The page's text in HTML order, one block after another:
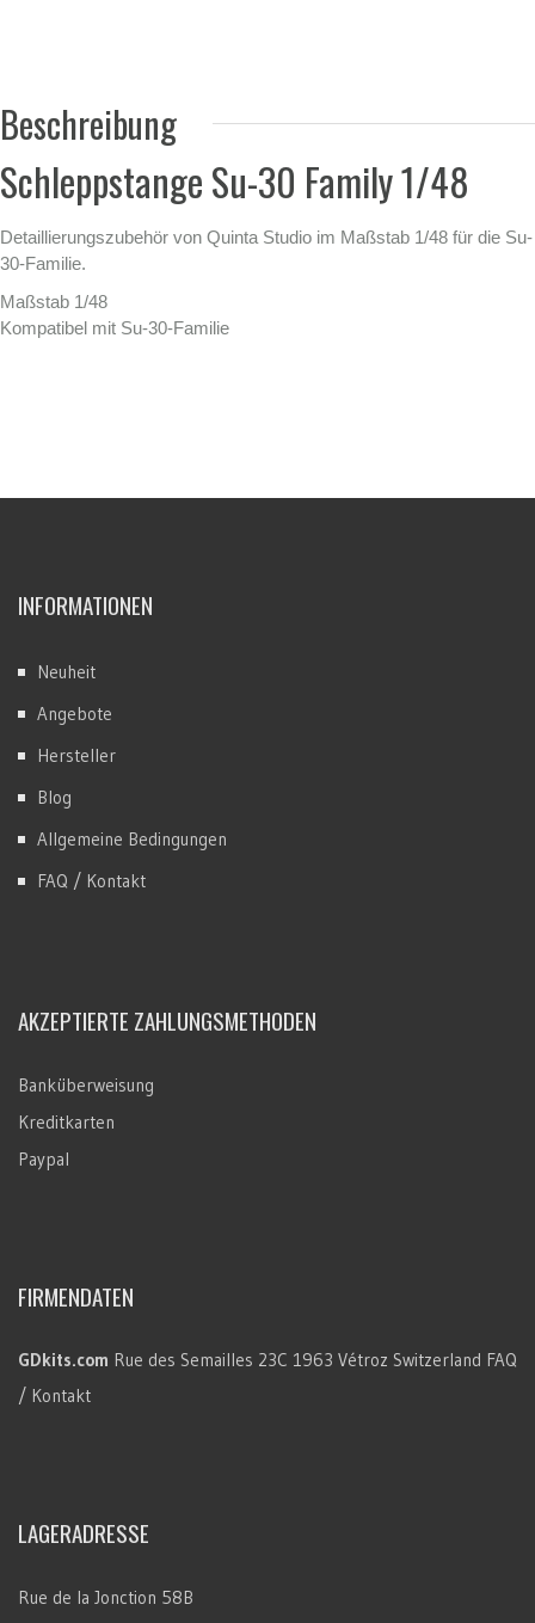
Beschreibung
Schleppstange Su-30 Family 1/48
Detaillierungszubehör von Quinta Studio im Maßstab 1/48 für die Su-
30-Familie.
Maßstab 1/48
Kompatibel mit Su-30-Familie
INFORMATIONEN
Neuheit
Angebote
Hersteller
Blog
Allgemeine Bedingungen
FAQ / Kontakt
AKZEPTIERTE ZAHLUNGSMETHODEN
Banküberweisung
Kreditkarten
Paypal
FIRMENDATEN
GDkits.com Rue des Semailles 23C 1963 Vétroz Switzerland FAQ
/ Kontakt
LAGERADRESSE
Rue de la Jonction 58B